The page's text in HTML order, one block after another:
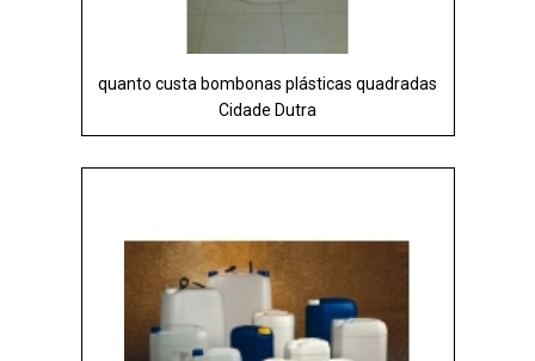
quanto custa bombonas plásticas quadradas
Cidade Dutra